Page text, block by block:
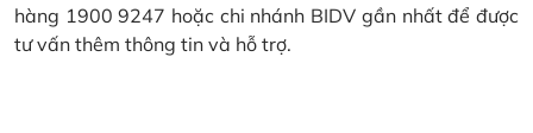
hàng 1900 9247 hoặc chi nhánh BIDV gần nhất để được
tư vấn thêm thông tin và hỗ trợ.